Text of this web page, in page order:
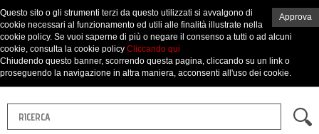
Approva
Questo sito o gli strumenti terzi da questo utilizzati si avvalgono di
cookie necessari al funzionamento ed utili alle finalità illustrate nella
cookie policy. Se vuoi saperne di più o negare il consenso a tutti o ad alcuni
cookie, consulta la cookie policy Cliccando qui
Chiudendo questo banner, scorrendo questa pagina, cliccando su un link o
proseguendo la navigazione in altra maniera, acconsenti all'uso dei cookie.